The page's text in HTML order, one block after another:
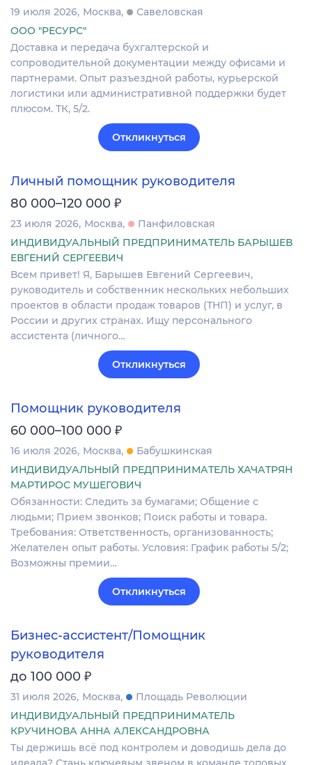
19 июля 2026 Москва
Савеловская
ООО "РЕСУРС"
Доставка и передача бухгалтерской и
сопроводительной документации между офисами и
партнерами. Опыт разъездной работы, курьерской
логистики или административной поддержки будет
плюсом. ТК, 5/2.
Откликнуться
Личный помощник руководителя
80 000–120 000 ₽
23 июля 2026 Москва
Панфиловская
ИНДИВИДУАЛЬНЫЙ ПРЕДПРИНИМАТЕЛЬ БАРЫШЕВ
ЕВГЕНИЙ СЕРГЕЕВИЧ
Всем привет! Я, Барышев Евгений Сергеевич,
руководитель и собственник нескольких небольших
проектов в области продаж товаров (ТНП) и услуг, в
России и других странах. Ищу персонального
ассистента (личного…
Откликнуться
Помощник руководителя
60 000–100 000 ₽
16 июля 2026 Москва
Бабушкинская
ИНДИВИДУАЛЬНЫЙ ПРЕДПРИНИМАТЕЛЬ ХАЧАТРЯН
МАРТИРОС МУШЕГОВИЧ
Обязанности: Следить за бумагами; Общение с
людьми; Прием звонков; Поиск работы и товара.
Требования: Ответственность, организованность;
Желателен опыт работы. Условия: График работы 5/2;
Возможны премии…
Откликнуться
Бизнес-ассистент/Помощник
руководителя
до 100 000 ₽
31 июля 2026 Москва
Площадь Революции
ИНДИВИДУАЛЬНЫЙ ПРЕДПРИНИМАТЕЛЬ
КРУЧИНОВА АННА АЛЕКСАНДРОВНА
Ты держишь всё под контролем и доводишь дела до